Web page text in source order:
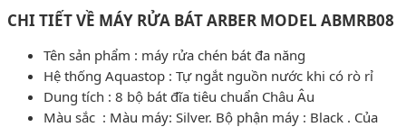
CHI TIẾT VỀ MÁY RỬA BÁT ARBER MODEL ABMRB08
Tên sản phẩm : máy rửa chén bát đa năng
Hệ thống Aquastop : Tự ngắt nguồn nước khi có rò rỉ
Dung tích : 8 bộ bát đĩa tiêu chuẩn Châu Âu
Màu sắc : Màu máy: Silver. Bộ phận máy : Black . Của